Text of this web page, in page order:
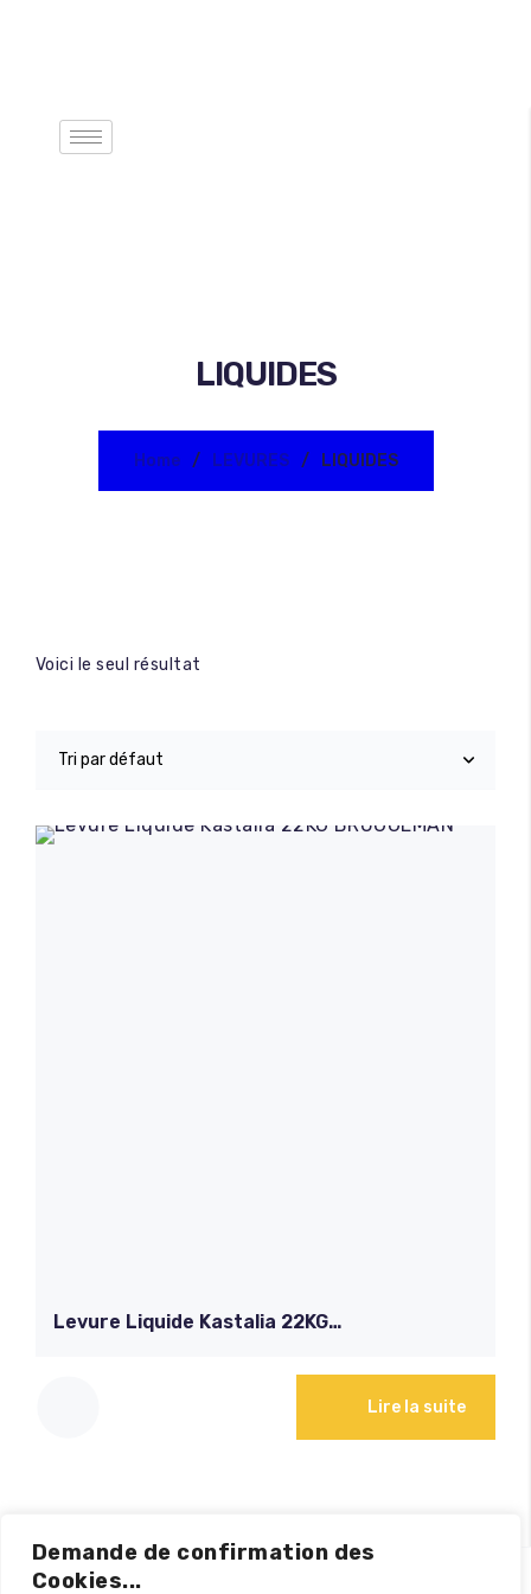
Demande de confirmation des
Cookies...
LIQUIDES
Home LEVURES LIQUIDES
Voici le seul résultat
Levure Liquide Kastalia 22KG
Lire la suite